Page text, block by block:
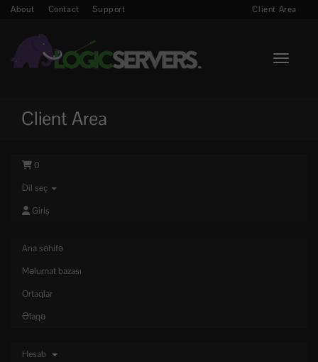
About Contact Support Client Area
Toggle
Client Area
0
Dil seç
Giriş
Ana səhifə
Məlumat bazası
Ortaqlar
Əlaqə
Hesab